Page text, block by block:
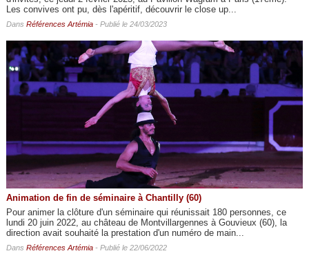
Les convives ont pu, dès l'apéritif, découvrir le close up...
Dans Références Artémia- Publié le 24/03/2023
Animation de fin de séminaire à Chantilly (60)
Pour animer la clôture d'un séminaire qui réunissait 180 personnes, ce
lundi 20 juin 2022, au château de Montvillargennes à Gouvieux (60), la
direction avait souhaité la prestation d'un numéro de main...
Dans Références Artémia- Publié le 22/06/2022